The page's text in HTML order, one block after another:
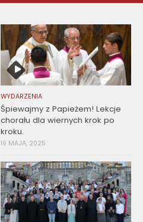
WYDARZENIA
Śpiewajmy z Papieżem! Lekcje
chorału dla wiernych krok po
kroku.
16 MAJA, 2025